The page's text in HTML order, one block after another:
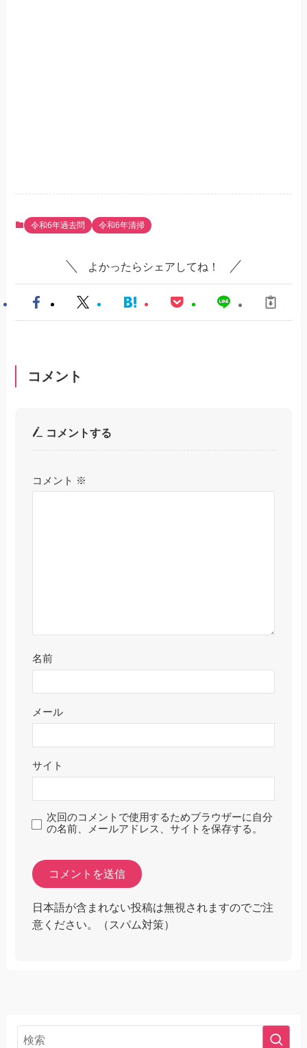
令和6年過去問 令和6年清掃
よかったらシェアしてね！
コメント
コメントする
コメント ※
名前
メール
サイト
次回のコメントで使用するためブラウザーに自分
の名前、メールアドレス、サイトを保存する。
日本語が含まれない投稿は無視されますのでご注
意ください。（スパム対策）